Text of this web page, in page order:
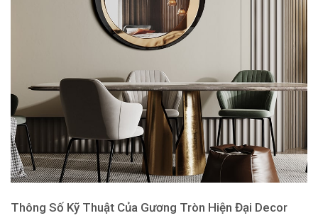
Thông Số Kỹ Thuật Của Gương Tròn Hiện Đại Decor